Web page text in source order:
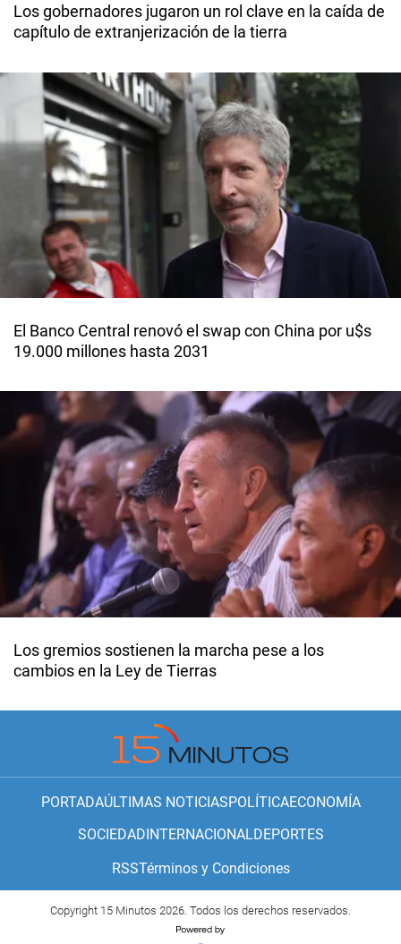
Los gobernadores jugaron un rol clave en la caída de
capítulo de extranjerización de la tierra
El Banco Central renovó el swap con China por u$s
19.000 millones hasta 2031
Los gremios sostienen la marcha pese a los
cambios en la Ley de Tierras
PORTADAÚLTIMAS NOTICIASPOLÍTICAECONOMÍA
SOCIEDAD INTERNACIONALDEPORTES
RSSTérminos y Condiciones
Copyright 15 Minutos 2026. Todos los derechos reservados.